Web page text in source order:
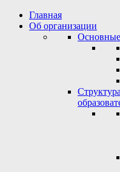
Главная
Об организации